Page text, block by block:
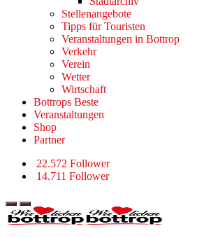
Stellenangebote
Tipps für Touristen
Veranstaltungen in Bottrop
Verkehr
Verein
Wetter
Wirtschaft
Bottrops Beste
Veranstaltungen
Shop
Partner
22.572 Follower
14.711 Follower